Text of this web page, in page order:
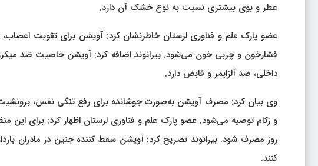
عطر و بوی بیشتری نسبت به نوع خشک آن دارد.
عضو پارک علم و فناوری لرستان خاطرنشان کرد: آویشن برای تقویت
فشارخون و چربی خون می‌شود. بیرانوند اضافه کرد: آویشن خاصیت ضد
داخلی، ضد آلزایمر و قابض دارد.
وی بیان کرد: مصرف آویشن به‌صورت جوشانده برای رفع تنگی نفس،
روز مصرف شود. بیرانوند تصریح کرد: آویشن سقط کننده جنین در مادران
کنند.